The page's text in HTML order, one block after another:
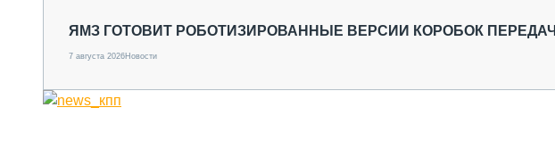
ЯМЗ ГОТОВИТ РОБОТИЗИРОВАННЫЕ ВЕРСИИ КОРОБОК ПЕРЕДАЧ
7 августа 2026Новости